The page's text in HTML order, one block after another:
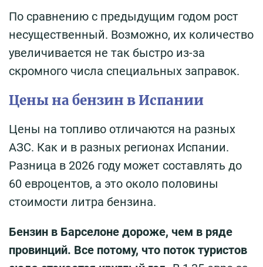
По сравнению с предыдущим годом рост
несущественный. Возможно, их количество
увеличивается не так быстро из-за
скромного числа специальных заправок.
Цены на бензин в Испании
Цены на топливо отличаются на разных
АЗС. Как и в разных регионах Испании.
Разница в 2026 году может составлять до
60 евроцентов, а это около половины
стоимости литра бензина.
Бензин в Барселоне дороже, чем в ряде
провинций. Все потому, что поток туристов